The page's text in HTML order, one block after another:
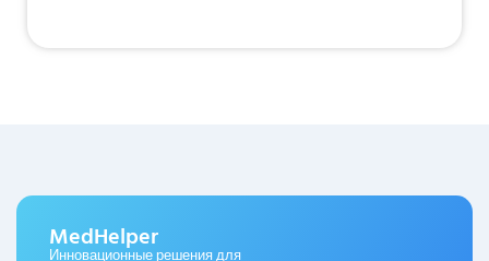
MedHelper
Инновационные решения для